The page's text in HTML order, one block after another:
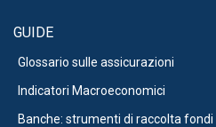
GUIDE
Glossario sulle assicurazioni
Indicatori Macroeconomici
Banche: strumenti di raccolta fondi